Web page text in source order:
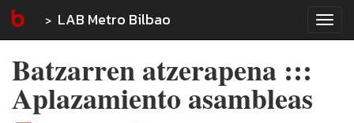
LAB Metro Bilbao
Batzarren atzerapena :::
Aplazamiento asambleas